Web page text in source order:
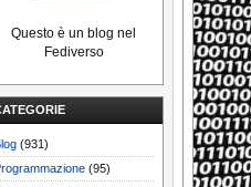
Questo è un blog nel
Fediverso
(931)
(95)